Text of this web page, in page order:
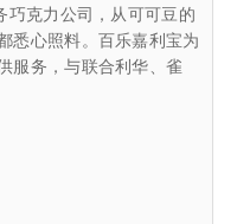
巧克力公司，从可可豆的
悉心照料。百乐嘉利宝为
服务，与联合利华、雀